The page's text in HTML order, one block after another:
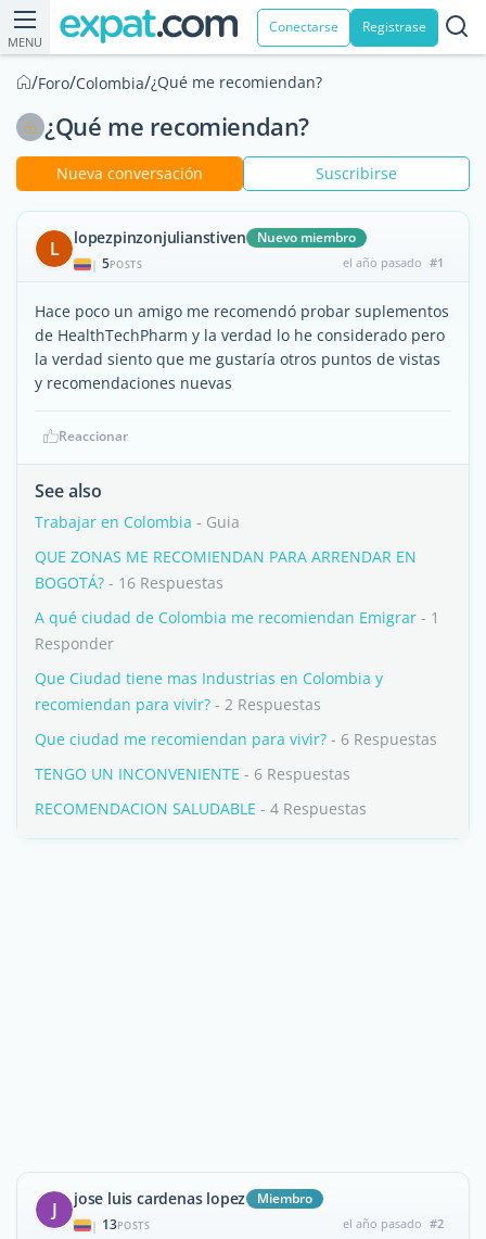
MENU
Conectarse Registrase
/Foro/Colombia/¿Qué me recomiendan?
¿Qué me recomiendan?
Nueva conversación Suscribirse
L lopezpinzonjulianstiven Nuevo miembro
| 5POSTS el año pasado #1
Hace poco un amigo me recomendó probar suplementos
de HealthTechPharm y la verdad lo he considerado pero
la verdad siento que me gustaría otros puntos de vistas
y recomendaciones nuevas
Reaccionar
See also
Trabajar en Colombia - Guia
QUE ZONAS ME RECOMIENDAN PARA ARRENDAR EN
BOGOTÁ? - 16 Respuestas
A qué ciudad de Colombia me recomiendan Emigrar - 1
Responder
Que Ciudad tiene mas Industrias en Colombia y
recomiendan para vivir? - 2 Respuestas
Que ciudad me recomiendan para vivir? - 6 Respuestas
TENGO UN INCONVENIENTE - 6 Respuestas
RECOMENDACION SALUDABLE - 4 Respuestas
J jose luis cardenas lopez Miembro
| 13POSTS el año pasado #2